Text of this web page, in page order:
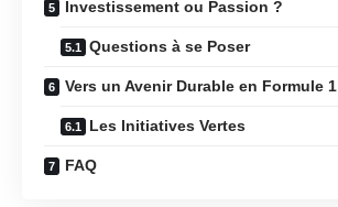
Investissement ou Passion ?
Questions à se Poser
Vers un Avenir Durable en Formule 1
Les Initiatives Vertes
FAQ